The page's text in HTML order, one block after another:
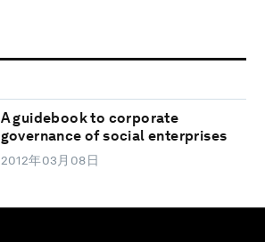
A guidebook to corporate
governance of social enterprises
2012年03月08日